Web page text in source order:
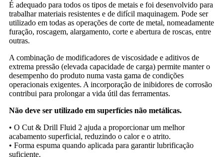
É adequado para todos os tipos de metais e foi desenvolvido para
trabalhar materiais resistentes e de difícil maquinagem. Pode ser
utilizado em todas as operações de corte de metal, nomeadamente
furação, roscagem, alargamento, corte e abertura de roscas, entre
outras.
A combinação de modificadores de viscosidade e aditivos de
extrema pressão (elevada capacidade de carga) permite manter o
desempenho do produto numa vasta gama de condições
operacionais exigentes. A incorporação de inibidores de corrosão
contribui para prolongar a vida útil das ferramentas.
Não deve ser utilizado em superfícies não metálicas.
• O Cut & Drill Fluid 2 ajuda a proporcionar um melhor
acabamento superficial, reduzindo o calor e o atrito.
• Forma espuma quando aplicada para garantir lubrificação
suficiente.